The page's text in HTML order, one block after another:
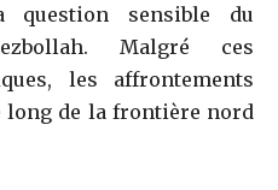
question sensible du
Malgré ces
les affrontements
long de la frontière nord